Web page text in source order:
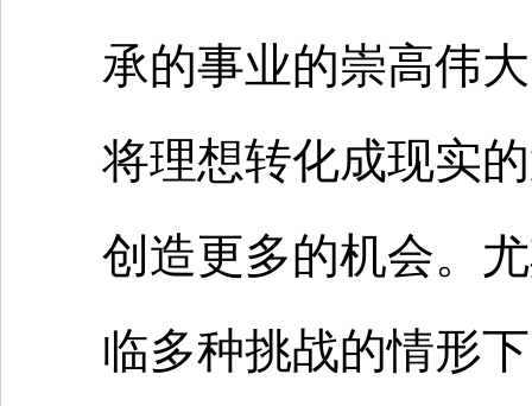
承的事业的崇高伟
将理想转化成现实
创造更多的机会。
临多种挑战的情形